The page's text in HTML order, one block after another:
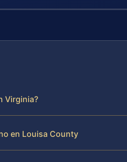
Virginia?
en Louisa County